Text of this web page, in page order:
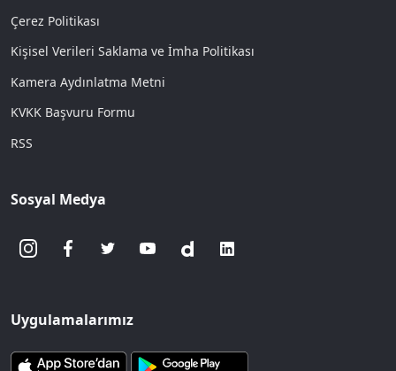
Çerez Politikası
Kişisel Verileri Saklama ve İmha Politikası
Kamera Aydınlatma Metni
KVKK Başvuru Formu
RSS
Sosyal Medya
Uygulamalarımız